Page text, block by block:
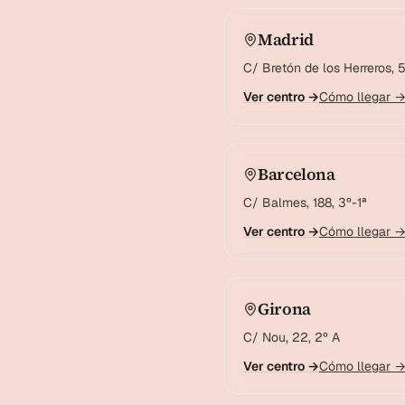
Madrid
C/ Bretón de los Herreros,
Ver centro →Cómo llegar →
Barcelona
C/ Balmes, 188, 3º-1ª
Ver centro →Cómo llegar →
Girona
C/ Nou, 22, 2º A
Ver centro →Cómo llegar →